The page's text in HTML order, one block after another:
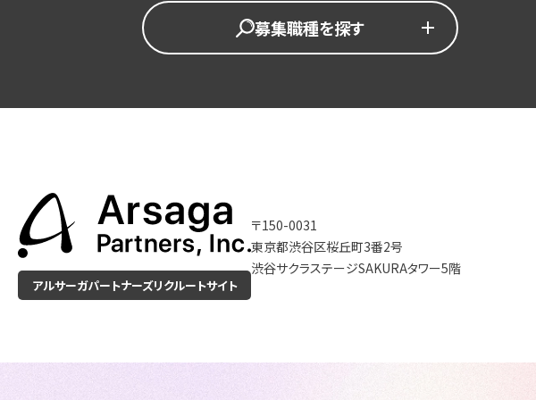
募集職種を探す
アルサーガパートナーズリクルートサイト
〒150-0031
東京都渋谷区桜丘町3番2号
渋谷サクラステージSAKURAタワー5階